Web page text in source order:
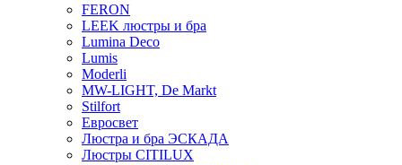
FERON
LEEK люстры и бра
Lumina Deco
Lumis
Moderli
MW-LIGHT, De Markt
Stilfort
Евросвет
Люстра и бра ЭСКАДА
Люстры CITILUX